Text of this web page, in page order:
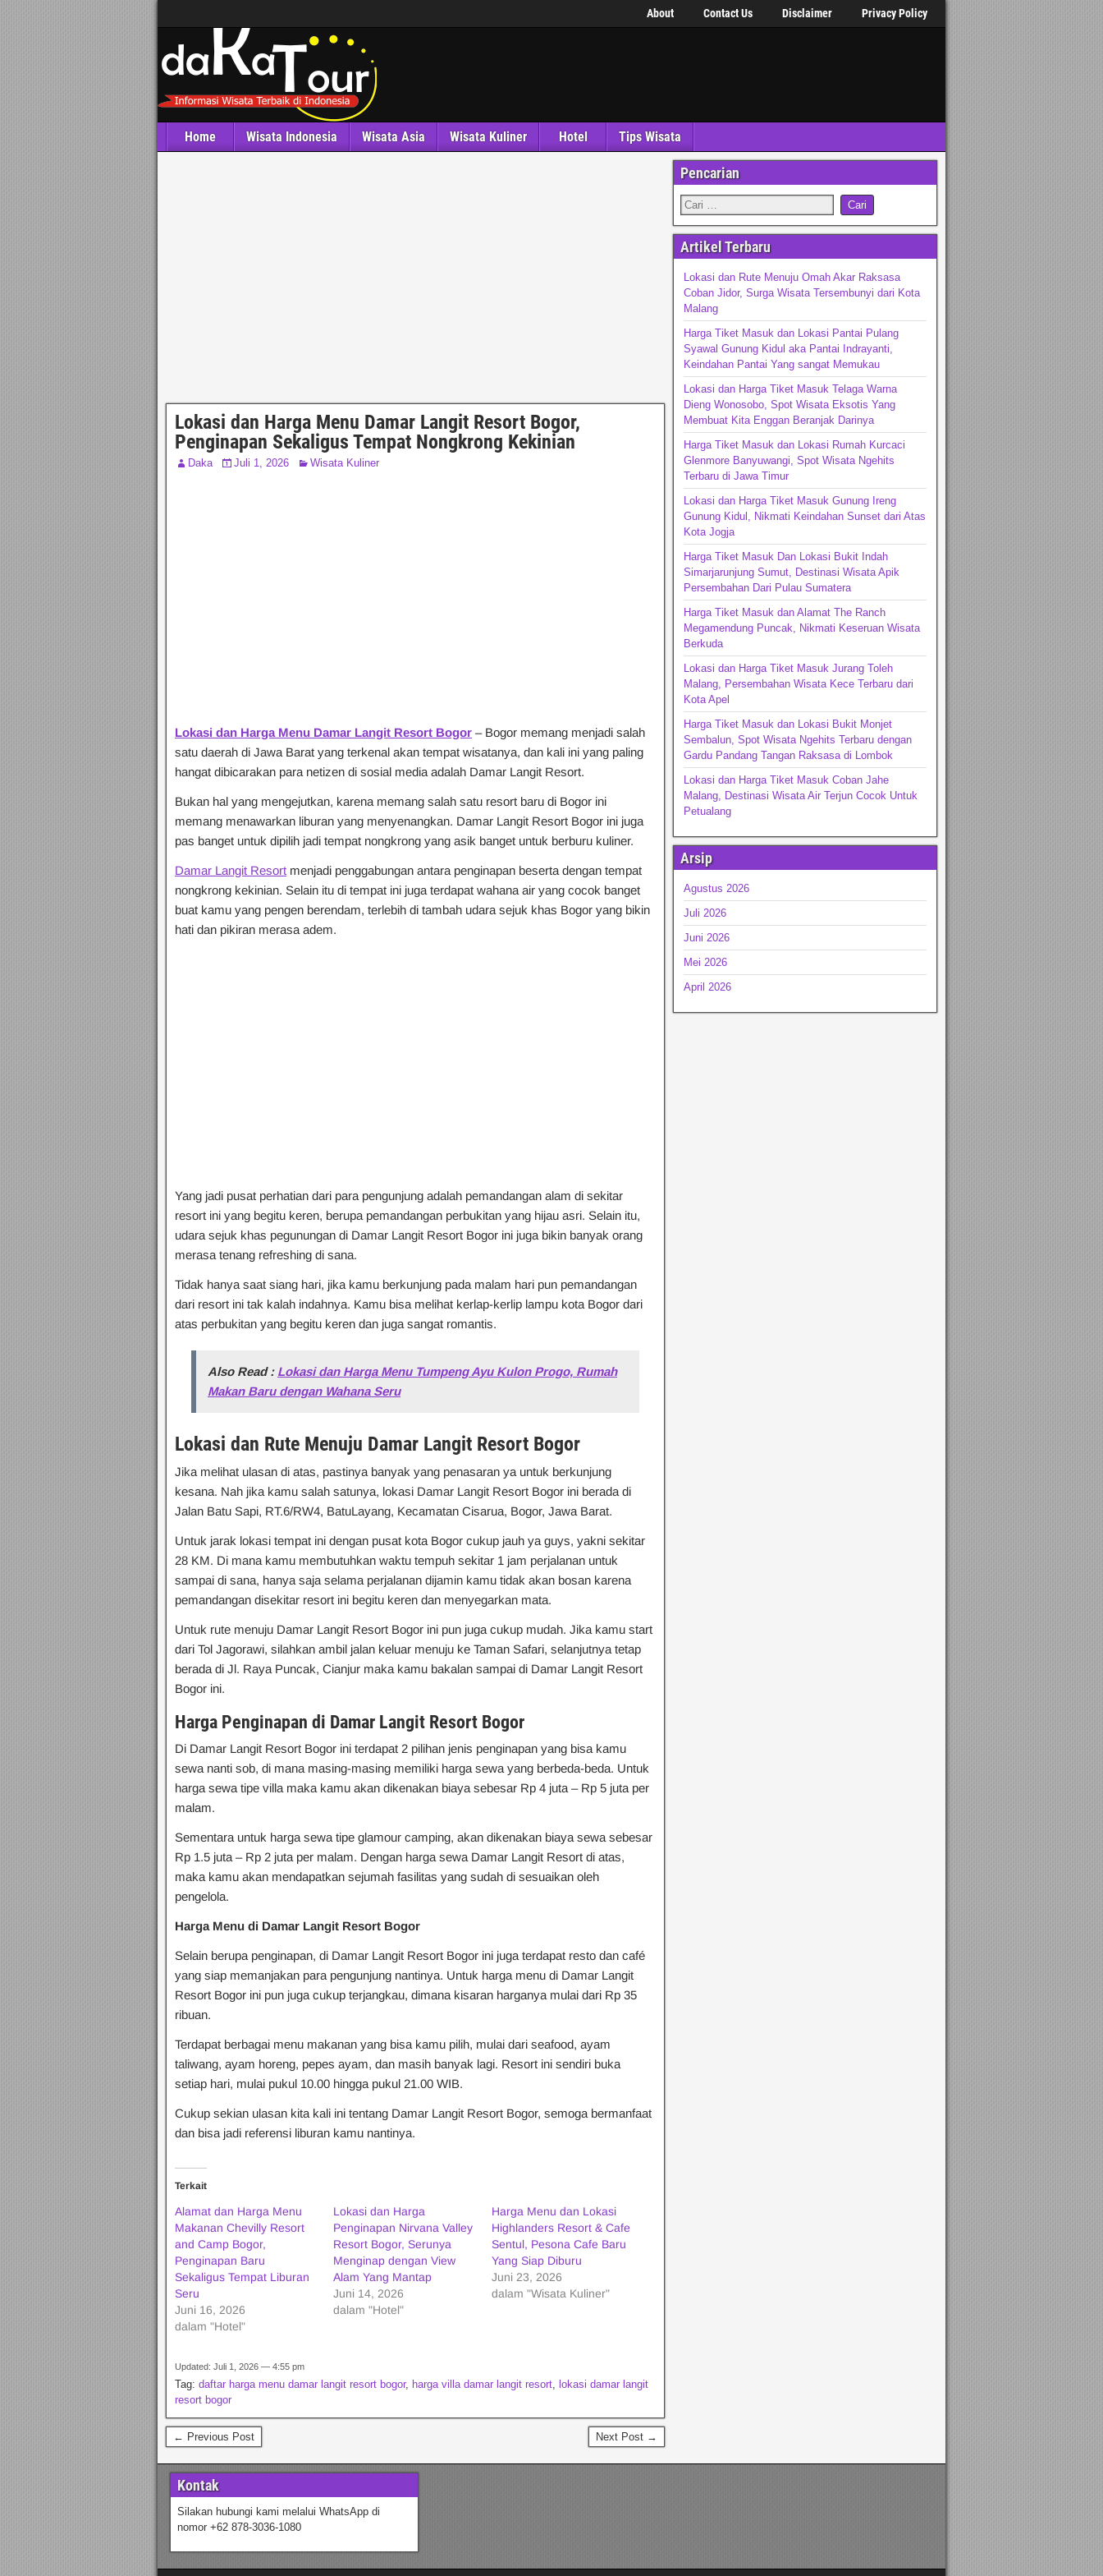
About Contact Us Disclaimer Privacy Policy
Home Wisata Indonesia Wisata Asia Wisata Kuliner Hotel Tips Wisata
Lokasi dan Harga Menu Damar Langit Resort Bogor,
Penginapan Sekaligus Tempat Nongkrong Kekinian
Daka Juli 1, 2026 Wisata Kuliner
Lokasi dan Harga Menu Damar Langit Resort Bogor – Bogor memang menjadi salah
satu daerah di Jawa Barat yang terkenal akan tempat wisatanya, dan kali ini yang paling
hangat dibicarakan para netizen di sosial media adalah Damar Langit Resort.
Bukan hal yang mengejutkan, karena memang salah satu resort baru di Bogor ini
memang menawarkan liburan yang menyenangkan. Damar Langit Resort Bogor ini juga
pas banget untuk dipilih jadi tempat nongkrong yang asik banget untuk berburu kuliner.
Damar Langit Resort menjadi penggabungan antara penginapan beserta dengan tempat
nongkrong kekinian. Selain itu di tempat ini juga terdapat wahana air yang cocok banget
buat kamu yang pengen berendam, terlebih di tambah udara sejuk khas Bogor yang bikin
hati dan pikiran merasa adem.
Yang jadi pusat perhatian dari para pengunjung adalah pemandangan alam di sekitar
resort ini yang begitu keren, berupa pemandangan perbukitan yang hijau asri. Selain itu,
udara sejuk khas pegunungan di Damar Langit Resort Bogor ini juga bikin banyak orang
merasa tenang refreshing di sana.
Tidak hanya saat siang hari, jika kamu berkunjung pada malam hari pun pemandangan
dari resort ini tak kalah indahnya. Kamu bisa melihat kerlap-kerlip lampu kota Bogor dari
atas perbukitan yang begitu keren dan juga sangat romantis.
Also Read : Lokasi dan Harga Menu Tumpeng Ayu Kulon Progo, Rumah
Makan Baru dengan Wahana Seru
Lokasi dan Rute Menuju Damar Langit Resort Bogor
Jika melihat ulasan di atas, pastinya banyak yang penasaran ya untuk berkunjung
kesana. Nah jika kamu salah satunya, lokasi Damar Langit Resort Bogor ini berada di
Jalan Batu Sapi, RT.6/RW4, BatuLayang, Kecamatan Cisarua, Bogor, Jawa Barat.
Untuk jarak lokasi tempat ini dengan pusat kota Bogor cukup jauh ya guys, yakni sekitar
28 KM. Di mana kamu membutuhkan waktu tempuh sekitar 1 jam perjalanan untuk
sampai di sana, hanya saja selama perjalanan dijamin kamu tidak akan bosan karena
pemandangan disekitar resort ini begitu keren dan menyegarkan mata.
Untuk rute menuju Damar Langit Resort Bogor ini pun juga cukup mudah. Jika kamu start
dari Tol Jagorawi, silahkan ambil jalan keluar menuju ke Taman Safari, selanjutnya tetap
berada di Jl. Raya Puncak, Cianjur maka kamu bakalan sampai di Damar Langit Resort
Bogor ini.
Harga Penginapan di Damar Langit Resort Bogor
Di Damar Langit Resort Bogor ini terdapat 2 pilihan jenis penginapan yang bisa kamu
sewa nanti sob, di mana masing-masing memiliki harga sewa yang berbeda-beda. Untuk
harga sewa tipe villa maka kamu akan dikenakan biaya sebesar Rp 4 juta – Rp 5 juta per
malam.
Sementara untuk harga sewa tipe glamour camping, akan dikenakan biaya sewa sebesar
Rp 1.5 juta – Rp 2 juta per malam. Dengan harga sewa Damar Langit Resort di atas,
maka kamu akan mendapatkan sejumah fasilitas yang sudah di sesuaikan oleh
pengelola.
Harga Menu di Damar Langit Resort Bogor
Selain berupa penginapan, di Damar Langit Resort Bogor ini juga terdapat resto dan café
yang siap memanjakan para pengunjung nantinya. Untuk harga menu di Damar Langit
Resort Bogor ini pun juga cukup terjangkau, dimana kisaran harganya mulai dari Rp 35
ribuan.
Terdapat berbagai menu makanan yang bisa kamu pilih, mulai dari seafood, ayam
taliwang, ayam horeng, pepes ayam, dan masih banyak lagi. Resort ini sendiri buka
setiap hari, mulai pukul 10.00 hingga pukul 21.00 WIB.
Cukup sekian ulasan kita kali ini tentang Damar Langit Resort Bogor, semoga bermanfaat
dan bisa jadi referensi liburan kamu nantinya.
Terkait
Alamat dan Harga Menu
Makanan Chevilly Resort
and Camp Bogor,
Penginapan Baru
Sekaligus Tempat Liburan
Seru
Juni 16, 2026
dalam "Hotel"
Lokasi dan Harga
Penginapan Nirvana Valley
Resort Bogor, Serunya
Menginap dengan View
Alam Yang Mantap
Juni 14, 2026
dalam "Hotel"
Harga Menu dan Lokasi
Highlanders Resort & Cafe
Sentul, Pesona Cafe Baru
Yang Siap Diburu
Juni 23, 2026
dalam "Wisata Kuliner"
Updated: Juli 1, 2026 — 4:55 pm
Tag: daftar harga menu damar langit resort bogor, harga villa damar langit resort, lokasi damar langit
resort bogor
← Previous Post Next Post →
Pencarian
Artikel Terbaru
Lokasi dan Rute Menuju Omah Akar Raksasa
Coban Jidor, Surga Wisata Tersembunyi dari Kota
Malang
Harga Tiket Masuk dan Lokasi Pantai Pulang
Syawal Gunung Kidul aka Pantai Indrayanti,
Keindahan Pantai Yang sangat Memukau
Lokasi dan Harga Tiket Masuk Telaga Warna
Dieng Wonosobo, Spot Wisata Eksotis Yang
Membuat Kita Enggan Beranjak Darinya
Harga Tiket Masuk dan Lokasi Rumah Kurcaci
Glenmore Banyuwangi, Spot Wisata Ngehits
Terbaru di Jawa Timur
Lokasi dan Harga Tiket Masuk Gunung Ireng
Gunung Kidul, Nikmati Keindahan Sunset dari Atas
Kota Jogja
Harga Tiket Masuk Dan Lokasi Bukit Indah
Simarjarunjung Sumut, Destinasi Wisata Apik
Persembahan Dari Pulau Sumatera
Harga Tiket Masuk dan Alamat The Ranch
Megamendung Puncak, Nikmati Keseruan Wisata
Berkuda
Lokasi dan Harga Tiket Masuk Jurang Toleh
Malang, Persembahan Wisata Kece Terbaru dari
Kota Apel
Harga Tiket Masuk dan Lokasi Bukit Monjet
Sembalun, Spot Wisata Ngehits Terbaru dengan
Gardu Pandang Tangan Raksasa di Lombok
Lokasi dan Harga Tiket Masuk Coban Jahe
Malang, Destinasi Wisata Air Terjun Cocok Untuk
Petualang
Arsip
Agustus 2026
Juli 2026
Juni 2026
Mei 2026
April 2026
Kontak
Silakan hubungi kami melalui WhatsApp di
nomor +62 878-3036-1080